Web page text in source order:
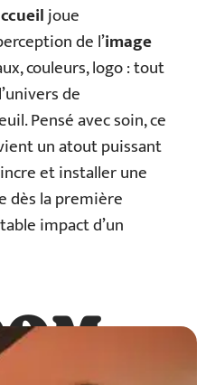
joue
de l’image
couleurs, logo : tout
de
Pensé avec soin, ce
un atout puissant
et installer une
dès la première
impact d’un